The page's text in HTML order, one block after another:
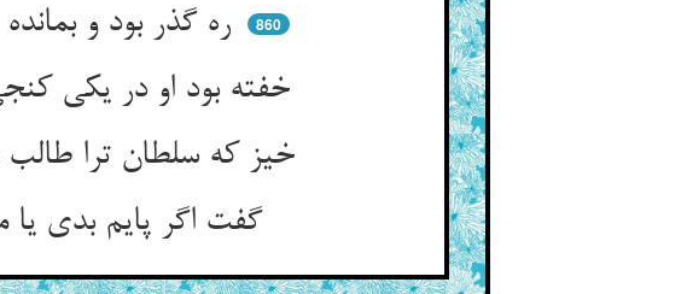
860
خفته بود او در یکی کنجی خراب ** چون بدیدندش بگفتندش شتاب
گفت اگر پایم بدی یا مقدمی ** خود به راه خود به مقصد رفتمی